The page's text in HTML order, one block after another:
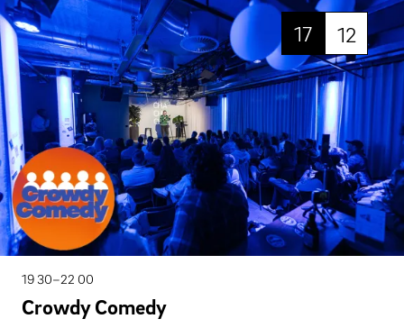
17 12
19 30–22 00
Crowdy Comedy